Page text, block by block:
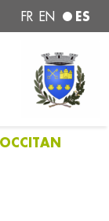
FR EN ES